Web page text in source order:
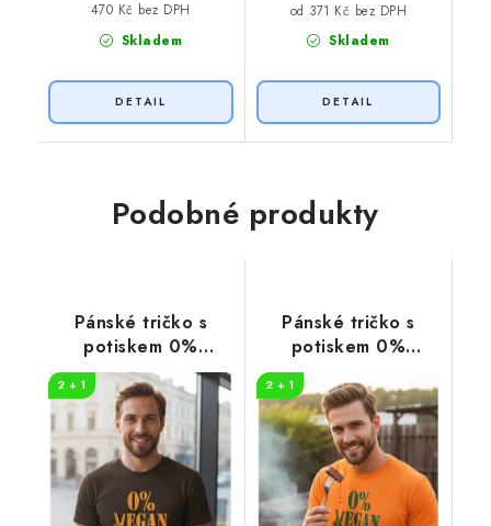
Skladem
470 Kč bez DPH
Skladem
od 371 Kč bez DPH
Podobné produkty
Pánské tričko s
potiskem 0%
VEGAN oranžový
potisk
2 + 1
Pánské tričko s
potiskem 0%
VEGAN zelený
potisk
2 + 1